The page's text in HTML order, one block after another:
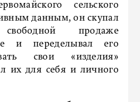
сельского
данным, он скупал
продаже
и переделывал его
свои «изделия»
их для себя и личного